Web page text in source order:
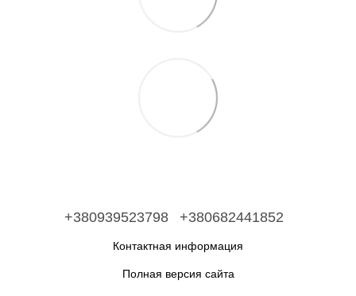
+380939523798 +380682441852
Контактная информация
Полная версия сайта